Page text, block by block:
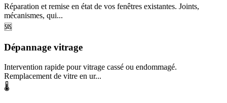
Réparation et remise en état de vos fenêtres existantes. Joints,
mécanismes, qui...
🆘
Dépannage vitrage
Intervention rapide pour vitrage cassé ou endommagé.
Remplacement de vitre en ur...
🌡️